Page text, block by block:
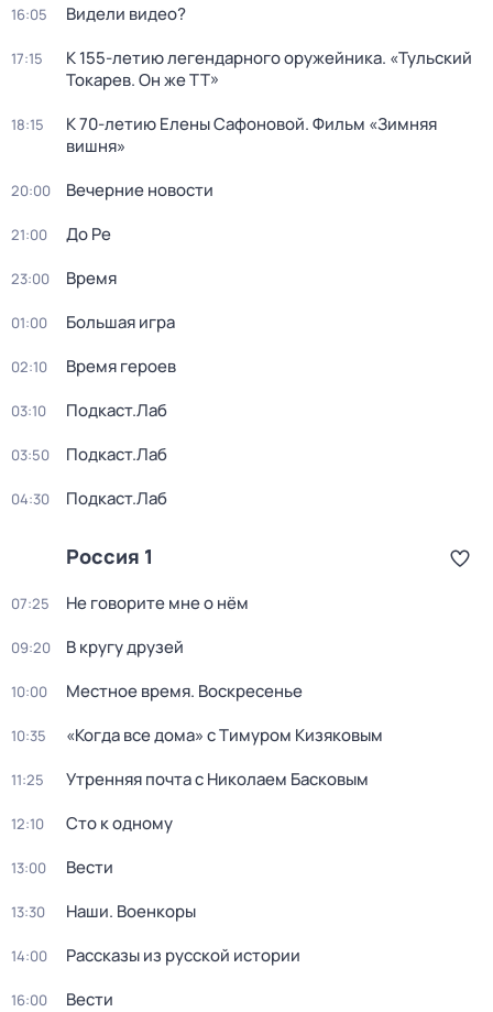
16:05 Видели видео?
17:15
К 155-летию легендарного оружейника. «Тульский
Токарев. Он же ТТ»
18:15
К 70-летию Елены Сафоновой. Фильм «Зимняя
вишня»
20:00 Вечерние новости
21:00 До Ре
23:00 Время
01:00 Большая игра
02:10 Время героев
03:10 Подкаст.Лаб
03:50 Подкаст.Лаб
04:30 Подкаст.Лаб
Россия 1
07:25 Не говорите мне о нём
09:20 В кругу друзей
10:00 Местное время. Воскресенье
10:35 «Когда все дома» с Тимуром Кизяковым
11:25 Утренняя почта с Николаем Басковым
12:10 Сто к одному
13:00 Вести
13:30 Наши. Военкоры
14:00 Рассказы из русской истории
16:00 Вести